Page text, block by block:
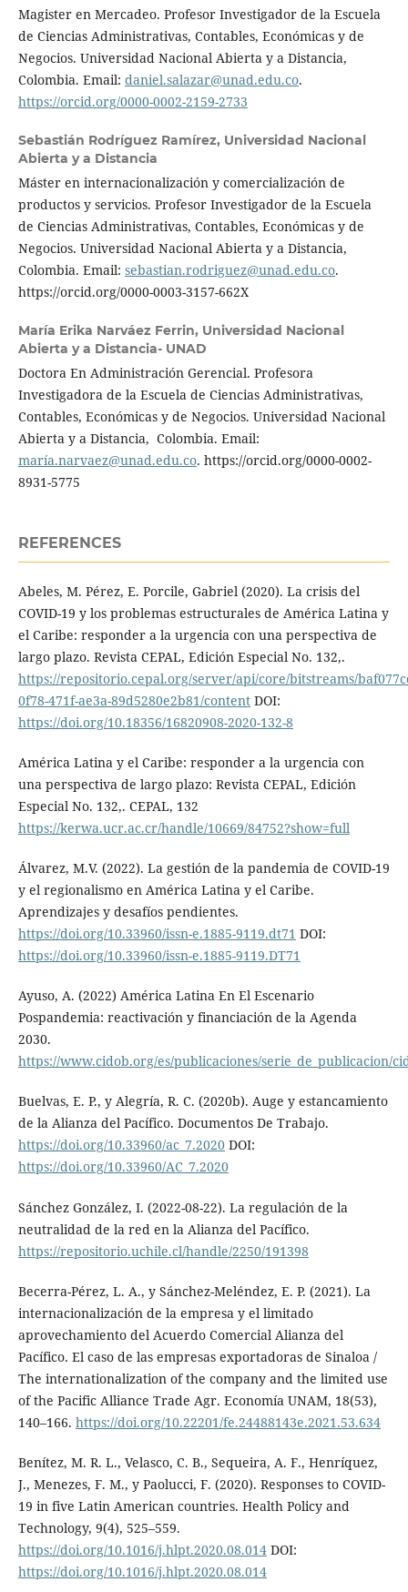
Magister en Mercadeo. Profesor Investigador de la Escuela
de Ciencias Administrativas, Contables, Económicas y de
Negocios. Universidad Nacional Abierta y a Distancia,
Colombia. Email: daniel.salazar@unad.edu.co.
https://orcid.org/0000-0002-2159-2733
Sebastián Rodríguez Ramírez, Universidad Nacional
Abierta y a Distancia
Máster en internacionalización y comercialización de
productos y servicios. Profesor Investigador de la Escuela
de Ciencias Administrativas, Contables, Económicas y de
Negocios. Universidad Nacional Abierta y a Distancia,
Colombia. Email: sebastian.rodriguez@unad.edu.co.
https://orcid.org/0000-0003-3157-662X
María Erika Narváez Ferrin, Universidad Nacional
Abierta y a Distancia- UNAD
Doctora En Administración Gerencial. Profesora
Investigadora de la Escuela de Ciencias Administrativas,
Contables, Económicas y de Negocios. Universidad Nacional
Abierta y a Distancia, Colombia. Email:
maría.narvaez@unad.edu.co. https://orcid.org/0000-0002-
8931-5775
REFERENCES
Abeles, M. Pérez, E. Porcile, Gabriel (2020). La crisis del
COVID-19 y los problemas estructurales de América Latina y
el Caribe: responder a la urgencia con una perspectiva de
largo plazo. Revista CEPAL, Edición Especial No. 132,.
https://repositorio.cepal.org/server/api/core/bitstreams/
0f78-471f-ae3a-89d5280e2b81/contentDOI:
https://doi.org/10.18356/16820908-2020-132-8
América Latina y el Caribe: responder a la urgencia con
una perspectiva de largo plazo: Revista CEPAL, Edición
Especial No. 132,. CEPAL, 132
https://kerwa.ucr.ac.cr/handle/10669/84752?show=full
Álvarez, M.V. (2022). La gestión de la pandemia de COVID-19
y el regionalismo en América Latina y el Caribe.
Aprendizajes y desafíos pendientes.
https://doi.org/10.33960/issn-e.1885-9119.dt71 DOI:
https://doi.org/10.33960/issn-e.1885-9119.DT71
Ayuso, A. (2022) América Latina En El Escenario
Pospandemia: reactivación y financiación de la Agenda
2030.
https://www.cidob.org/es/publicaciones/serie_de_publicacion/
Buelvas, E. P., y Alegría, R. C. (2020b). Auge y estancamiento
de la Alianza del Pacífico. Documentos De Trabajo.
https://doi.org/10.33960/ac_7.2020DOI:
https://doi.org/10.33960/AC_7.2020
Sánchez González, I. (2022-08-22). La regulación de la
neutralidad de la red en la Alianza del Pacífico.
https://repositorio.uchile.cl/handle/2250/191398
Becerra-Pérez, L. A., y Sánchez-Meléndez, E. P. (2021). La
internacionalización de la empresa y el limitado
aprovechamiento del Acuerdo Comercial Alianza del
Pacífico. El caso de las empresas exportadoras de Sinaloa /
The internationalization of the company and the limited use
of the Pacific Alliance Trade Agr. Economía UNAM, 18(53),
140–166. https://doi.org/10.22201/fe.24488143e.2021.53.634
Benítez, M. R. L., Velasco, C. B., Sequeira, A. F., Henríquez,
J., Menezes, F. M., y Paolucci, F. (2020). Responses to COVID-
19 in five Latin American countries. Health Policy and
Technology, 9(4), 525–559.
https://doi.org/10.1016/j.hlpt.2020.08.014DOI:
https://doi.org/10.1016/j.hlpt.2020.08.014